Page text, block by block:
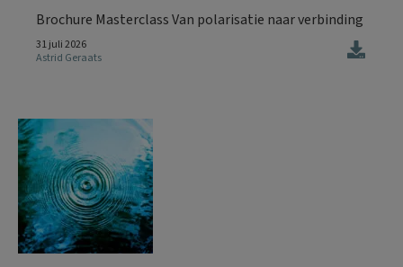
Brochure Masterclass Van polarisatie naar verbinding
31 juli 2026
Astrid Geraats